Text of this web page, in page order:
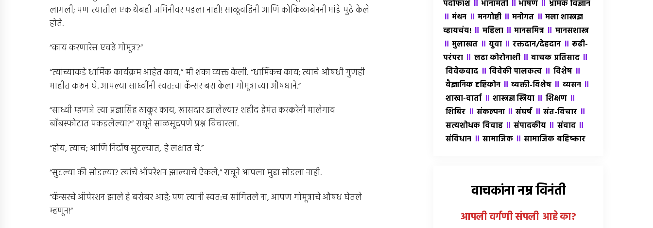
लागली; पण त्यातील एक थेंबही जमिनीवर पडला नाही! साळूवहिनी आणि कोकिळाबेननी भांडे पुढे केले
होते.
“काय करणारेस एवढे गोमूत्र?”
“त्यांच्याकडे धार्मिक कार्यक्रम आहेत काय,” मी शंका व्यक्त केली. “धार्मिकच काय; त्याचे औषधी गुणही
माहीत करून घे. आपल्या साध्वींनी स्वत:चा कॅन्सर बरा केला गोमूत्राच्या औषधाने.”
“साध्वी म्हणजे त्या प्रज्ञासिंह ठाकूर काय, खासदार झालेल्या? शहीद हेमंत करकरेंनी मालेगाव
बाँबस्फोटात पकडलेल्या?” राघूने साळसूदपणे प्रश्न विचारला.
“होय, त्याच; आणि निर्दोष सुटल्यात, हे लक्षात घे.”
“सुटल्या की सोडल्या? त्यांचे ऑपरेशन झाल्याचे ऐकले,” राघूने आपला मुद्दा सोडला नाही.
“कॅन्सरचे ऑपेरशन झाले हे बरोबर आहे; पण त्यांनी स्वत:च सांगितले ना, आपण गोमूत्राचे औषध घेतले
म्हणून!”
पर्दाफाश ॥भानामती ॥भाषण ॥ भ्रामक विज्ञान
॥मंथन ॥ मनगोष्टी ॥मनोगत ॥मला शास्त्रज्ञ
व्हायचंय! ॥ महिला ॥मानसमित्र ॥ मानसशास्त्र
॥मुलाखत ॥ युवा ॥रक्तदान/देहदान ॥रूढी-
परंपरा ॥ लढा कोरोनाशी ॥वाचक प्रतिसाद ॥
विवेकवाद ॥ विवेकी पालकत्व ॥ विशेष ॥
वैज्ञानिक दृष्टिकोन ॥व्यक्ती-विशेष ॥ व्यसन ॥
शाखा-वार्ता ॥ शास्त्रज्ञ स्त्रिया ॥ शिक्षण ॥
शिबिर ॥ संकल्पना ॥संघर्ष ॥संत-विचार ॥
सत्यशोधक विवाह ॥संपादकीय ॥ संवाद ॥
संविधान ॥ सामाजिक ॥सामाजिक बहिष्कार
वाचकांना नम्र विनंती
आपली वर्गणी संपली आहेका?